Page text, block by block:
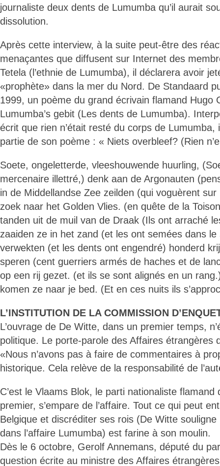
journaliste deux dents de Lumumba qu’il aurait
dissolution.
Après cette interview, à la suite peut-être des
menaçantes que diffusent sur Internet des
Tetela (l’ethnie de Lumumba), il déclarera avoir
«prophète» dans la mer du Nord. De Standaard
1999, un poème du grand écrivain flamand Hugo
Lumumba’s gebit (Les dents de Lumumba).
écrit que rien n’était resté du corps de Lumumba,
partie de son poème : « Niets overbleef? (Rien
Soete, ongeletterde, vleeshouwende huurling,
mercenaire illettré,) denk aan de Argonauten
in de Middellandse Zee zeilden (qui voguèrent
zoek naar het Golden Vlies. (en quête de la
tanden uit de muil van de Draak (Ils ont arraché
zaaiden ze in het zand (et les ont semées dans
verwekten (et les dents ont engendré) honderd
speren (cent guerriers armés de haches et de
op een rij gezet. (et ils se sont alignés en un
komen ze naar je bed. (Et en ces nuits ils
L’INSTITUTION DE LA COMMISSION
L’ouvrage de De Witte, dans un premier temps,
politique. Le porte-parole des Affaires étrangères
«Nous n’avons pas à faire de commentaires à
historique. Cela relève de la responsabilité de
C’est le Vlaams Blok, le parti nationaliste flamand
premier, s’empare de l’affaire. Tout ce qui peut
Belgique et discréditer ses rois (De Witte
dans l’affaire Lumumba) est farine à son moulin.
Dès le 6 octobre, Gerolf Annemans, député du
question écrite au ministre des Affaires